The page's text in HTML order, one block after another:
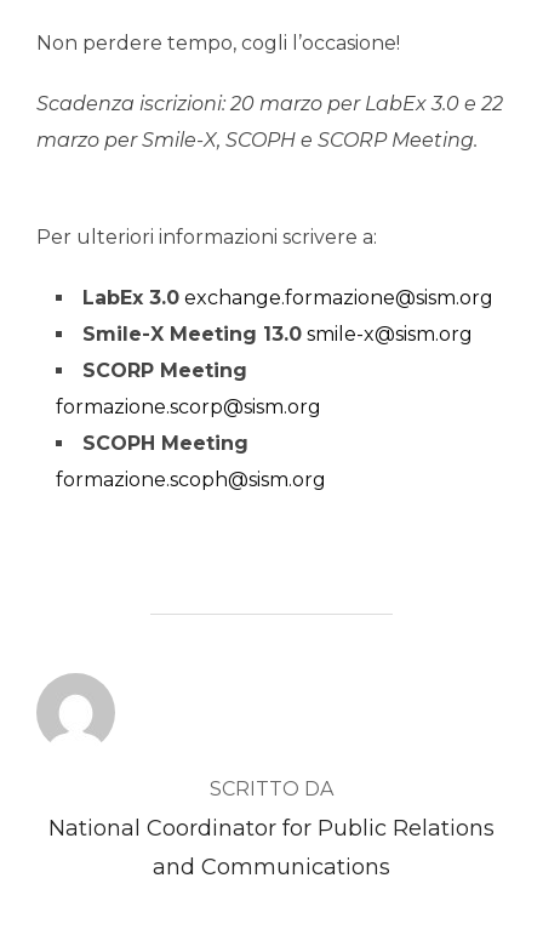
Non perdere tempo, cogli l’occasione!
Scadenza iscrizioni: 20 marzo per LabEx 3.0 e 22
marzo per Smile-X, SCOPH e SCORP Meeting.
Per ulteriori informazioni scrivere a:
LabEx 3.0 exchange.formazione@sism.org
Smile-X Meeting 13.0 smile-x@sism.org
SCORP Meeting
formazione.scorp@sism.org
SCOPH Meeting
formazione.scoph@sism.org
SCRITTO DA
National Coordinator for Public Relations
and Communications